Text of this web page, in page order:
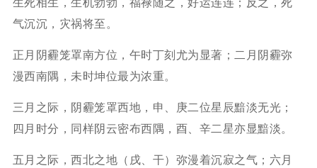
气沉沉，灾祸将至。
正月阴霾笼罩南方位，午时丁刻尤为显著；二月阴霾弥
漫西南隅，未时坤位最为浓重。
三月之际，阴霾笼罩西地，申、庚二位星辰黯淡无光；
四月时分，同样阴云密布西隅，酉、辛二星亦显黯淡。
五月之际，西北之地（戌、干）弥漫着沉寂之气；六月